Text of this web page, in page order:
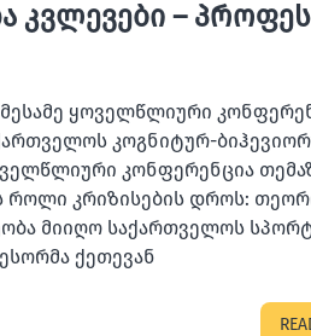
კვლევები –
ყოველწლიური
კოგნიტურ-
კონფერენცია
როლი კრიზისების დროს:
მიიღო საქართველოს
ქეთევან